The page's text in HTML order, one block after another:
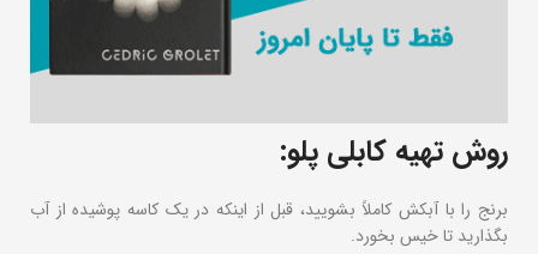
روش تهیه کابلی پلو:
برنج را با آبکش کاملاً بشویید، قبل از اینکه در یک کاسه پوشیده از آب
بگذارید تا خیس بخورد.